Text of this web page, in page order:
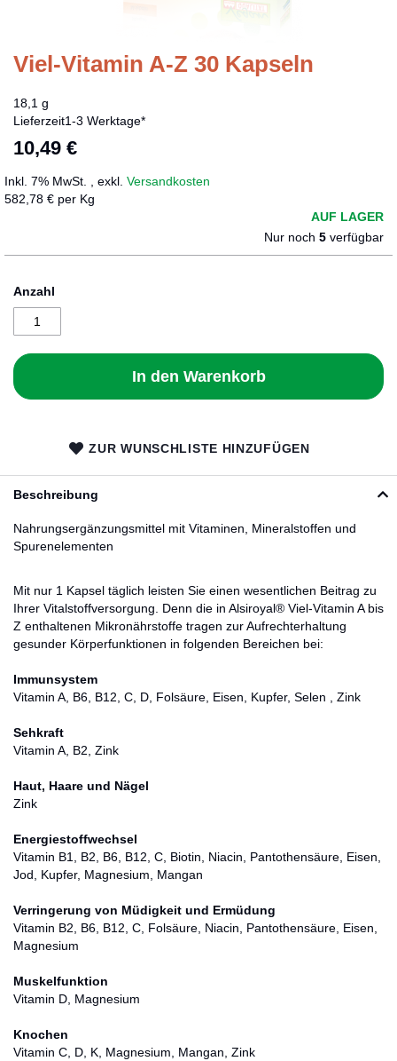
Viel-Vitamin A-Z 30 Kapseln
18,1 g
Lieferzeit1-3 Werktage*
10,49 €
Inkl. 7% MwSt. exkl. Versandkosten
582,78 € per Kg
AUF LAGER
Nur noch 5 verfügbar
Anzahl
In den Warenkorb
ZUR WUNSCHLISTE HINZUFÜGEN
Zum
Bildergalerie
Beschreibung
Nahrungsergänzungsmittel mit Vitaminen, Mineralstoffen und
Spurenelementen
Mit nur 1 Kapsel täglich leisten Sie einen wesentlichen Beitrag zu
Ihrer Vitalstoffversorgung. Denn die in Alsiroyal® Viel-Vitamin A bis
Z enthaltenen Mikronährstoffe tragen zur Aufrechterhaltung
gesunder Körperfunktionen in folgenden Bereichen bei:
Immunsystem
Vitamin A, B6, B12, C, D, Folsäure, Eisen, Kupfer, Selen , Zink
Sehkraft
Vitamin A, B2, Zink
Haut, Haare und Nägel
Zink
Energiestoffwechsel
Vitamin B1, B2, B6, B12, C, Biotin, Niacin, Pantothensäure, Eisen,
Jod, Kupfer, Magnesium, Mangan
Verringerung von Müdigkeit und Ermüdung
Vitamin B2, B6, B12, C, Folsäure, Niacin, Pantothensäure, Eisen,
Magnesium
Muskelfunktion
Vitamin D, Magnesium
Knochen
Vitamin C, D, K, Magnesium, Mangan, Zink